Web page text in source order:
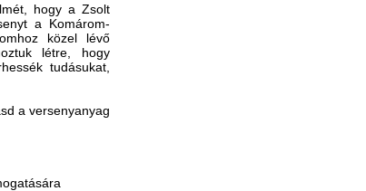
hogy a Zsolt
a Komárom-
közel lévő
létre, hogy
tudásukat,
a versenyanyag